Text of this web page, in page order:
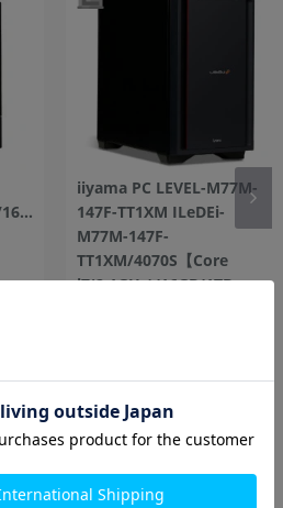
512GB
iiyama PC LEVEL-M77M-
147F-TT1XM ILeDEi-
M77M-147F-
TT1XM/4070S【Core
i7(2.1GHz)/16GB/1TB
Z2A16G512【Ryzen AI Z2A
SSD/Win11Home】